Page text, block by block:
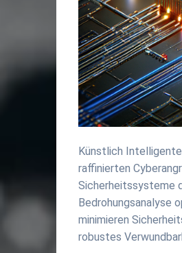
Künstlich
raffinierten
Sicherheitssysteme
Bedrohungsanalyse
minimieren
robustes